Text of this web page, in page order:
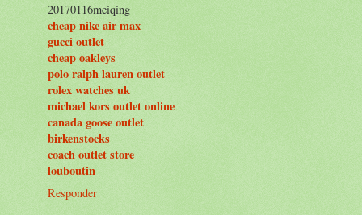
20170116meiqing
cheap nike air max
gucci outlet
cheap oakleys
polo ralph lauren outlet
rolex watches uk
michael kors outlet online
canada goose outlet
birkenstocks
coach outlet store
louboutin
Responder